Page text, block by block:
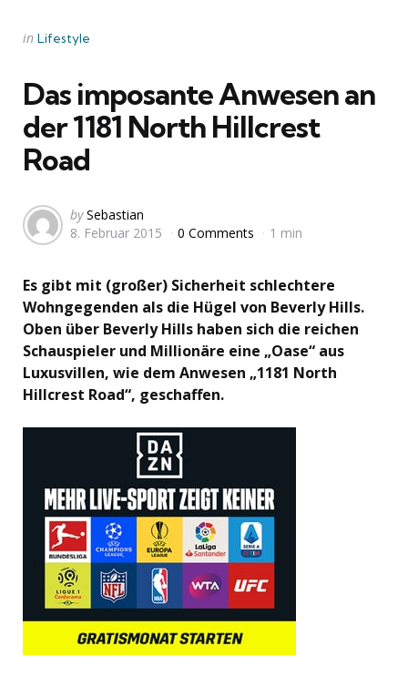
Categories
Posted
in Lifestyle
Das imposante Anwesen an
der 1181 North Hillcrest
Road
Posted
by
by Sebastian
8. Februar 2015
0 Comments 1 min
Es gibt mit (großer) Sicherheit schlechtere
Wohngegenden als die Hügel von Beverly Hills.
Oben über Beverly Hills haben sich die reichen
Schauspieler und Millionäre eine „Oase“ aus
Luxusvillen, wie dem Anwesen „1181 North
Hillcrest Road“, geschaffen.